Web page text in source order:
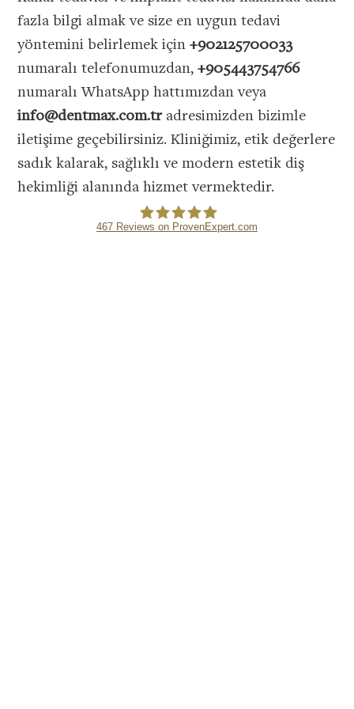
Google ile devam
Facebook ile
devam et
VEYA
Kullanıcı ile
devam et
fazla bilgi almak ve size en uygun tedavi
yöntemini belirlemek için+902125700033
numaralı telefonumuzdan,+905443754766
numaralı WhatsApp hattımızdan veya
info@dentmax.com.tradresimizden bizimle
iletişime geçebilirsiniz. Kliniğimiz, etik değerlere
sadık kalarak, sağlıklı ve modern estetik diş
hekimliği alanında hizmet vermektedir.
467 Reviews on ProvenExpert.com